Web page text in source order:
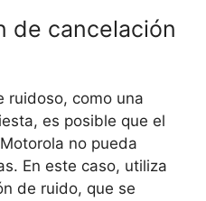
de cancelación
ruidoso, como una
es posible que el
no pueda
En este caso, utiliza
de ruido, que se